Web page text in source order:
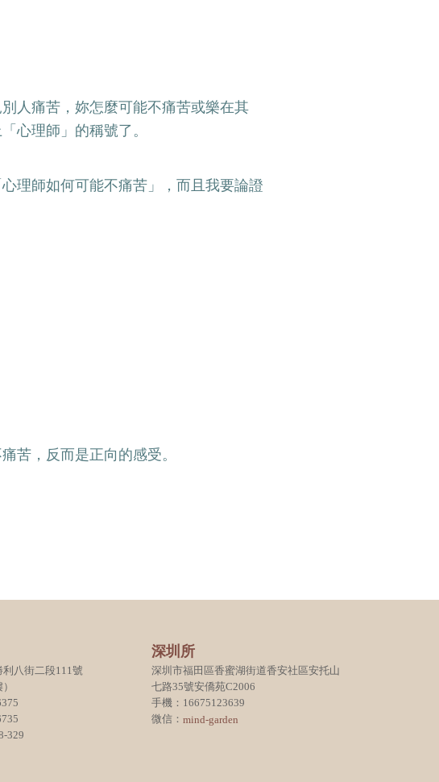
人痛苦，妳怎麼可能不痛苦或樂在其
心理師」的稱號了。
理師如何可能不痛苦」，而且我要論證
苦，反而是正向的感受。
八街二段111號
329
深圳所
深圳市福田區香蜜湖街道香安社區安托山
七路35號安僑苑C2006
手機：16675123639
微信： mind-garden